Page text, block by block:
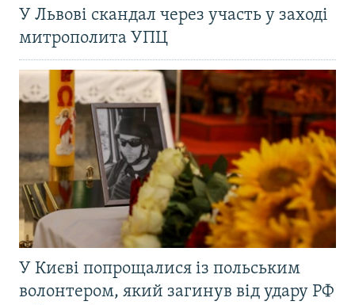
У Львові скандал через участь у заході
митрополита УПЦ
У Києві попрощалися із польським
волонтером, який загинув від удару РФ